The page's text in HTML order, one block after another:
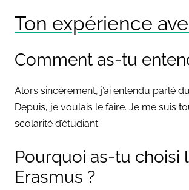
Ton expérience
Comment as-tu
Alors sincèrement, j’ai entendu parlé
Depuis, je voulais le faire. Je me suis
scolarité d’étudiant.
Pourquoi as-tu choisi
Erasmus ?